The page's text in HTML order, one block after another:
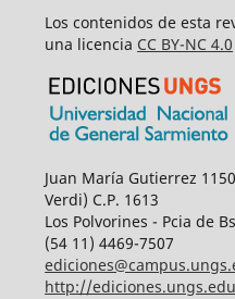
Los contenidos de esta
una licencia CC BY-NC 4.0
Juan María Gutierrez
Verdi) C.P. 1613
Los Polvorines - Pcia de
(54 11) 4469-7507
http://